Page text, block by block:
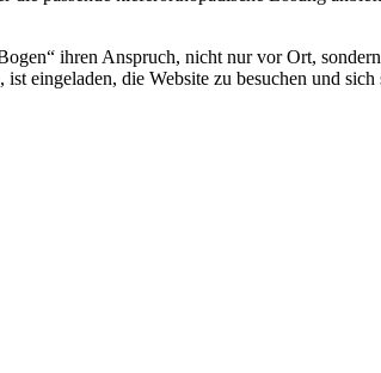
ihren Anspruch, nicht nur vor Ort,
eingeladen, die Website zu besuchen und